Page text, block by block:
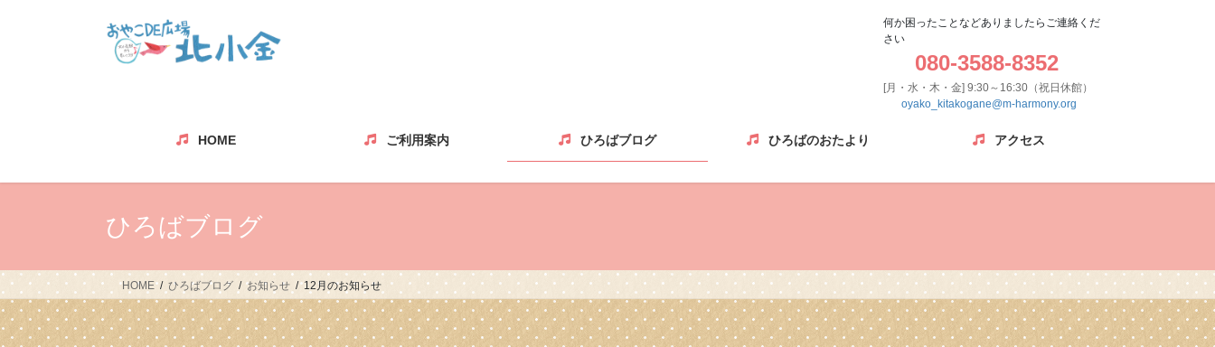
ッ
移
何か困ったことなどありましたらご連絡くだ
さい
080-3588-8352
[月・水・木・金] 9:30～16:30（祝日休館）
oyako_kitakogane@m-harmony.org
HOME ご利用案内 ひろばブログ ひろばのおたより アクセス
ひろばブログ
HOME ひろばブログ お知らせ 12月のお知らせ